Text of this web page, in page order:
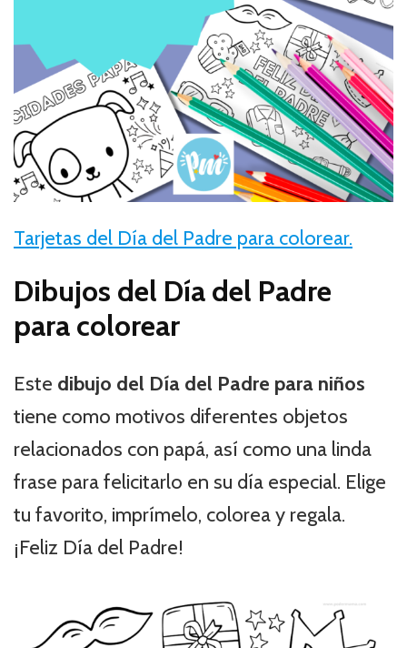
Tarjetas del Día del Padre para colorear.
Dibujos del Día del Padre
para colorear
Este dibujo del Día del Padre para niños
tiene como motivos diferentes objetos
relacionados con papá, así como una linda
frase para felicitarlo en su día especial. Elige
tu favorito, imprímelo, colorea y regala.
¡Feliz Día del Padre!